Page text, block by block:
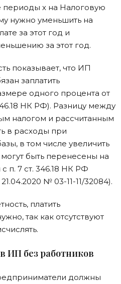
х на Налоговую
нужно уменьшить на
за этот год и
за этот год.
показывает, что ИП
заплатить
одного процента от
НК РФ). Разницу между
налогом и рассчитанным
в расходы при
в том числе увеличить
быть перенесены на
п. 7 ст. 346.18 НК РФ
№ 03-11-11/32084).
платить
так как отсутствуют
ИП без работников
должны